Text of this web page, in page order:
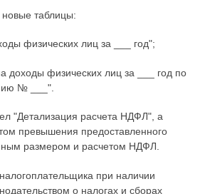
новые таблицы:
физических лиц за ___ год";
доходы физических лиц за ___ год по
№ ___".
"Детализация расчета НДФЛ", а
превышения предоставленного
размером и расчетом НДФЛ.
при наличии
о налогах и сборах